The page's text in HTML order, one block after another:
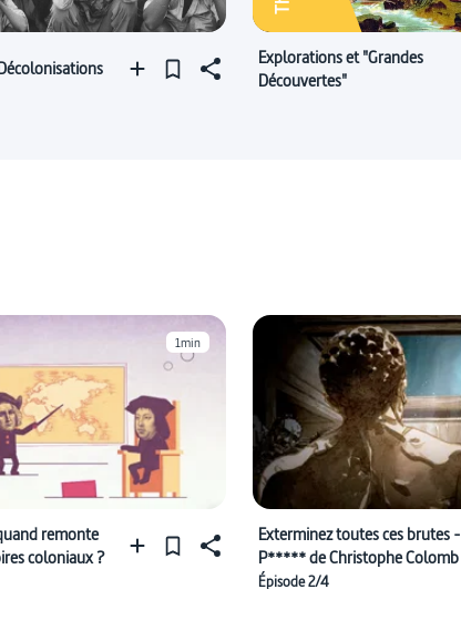
Explorations et "Grandes
Découvertes"
1min
remonte
coloniaux ?
Exterminez toutes ces brutes -
P***** de Christophe Colomb
Épisode 2/4